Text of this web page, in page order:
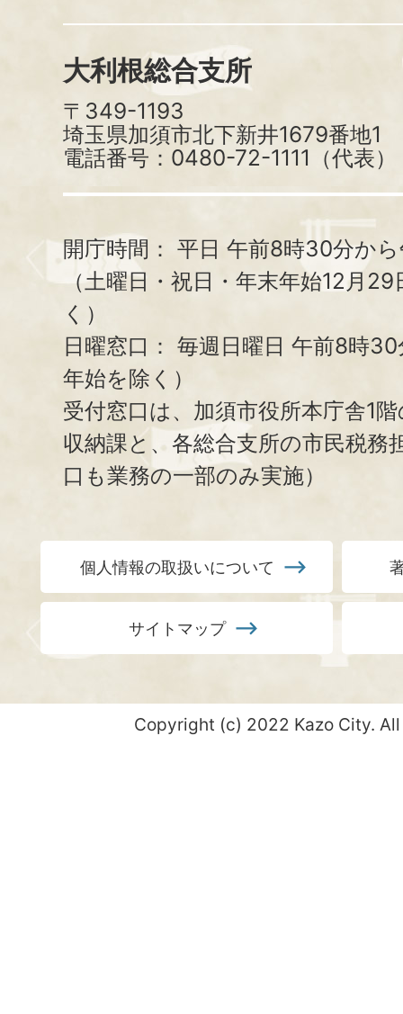
大利根総合支所
〒349-1193
埼玉県加須市北下新井1679番地1
電話番号：0480-72-1111（代表）
開庁時間： 平日 午前8時30分か
（土曜日・祝日・年末年始12月
く）
日曜窓口： 毎週日曜日 午前8時
年始を除く）
受付窓口は、加須市役所本庁舎1
収納課と、 各総合支所の市民税務
口も業務の一部のみ実施）
個人情報の取扱いについて
サイトマップ
Copyright (c) 2022 Kazo City.